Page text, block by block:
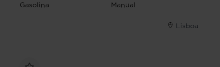
Gasolina
Manual
Lisboa